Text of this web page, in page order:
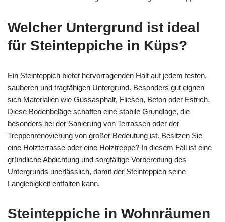
Welcher Untergrund ist ideal
für Steinteppiche in Küps?
Ein Steinteppich bietet hervorragenden Halt auf jedem festen,
sauberen und tragfähigen Untergrund. Besonders gut eignen
sich Materialien wie Gussasphalt, Fliesen, Beton oder Estrich.
Diese Bodenbeläge schaffen eine stabile Grundlage, die
besonders bei der Sanierung von Terrassen oder der
Treppenrenovierung von großer Bedeutung ist. Besitzen Sie
eine Holzterrasse oder eine Holztreppe? In diesem Fall ist eine
gründliche Abdichtung und sorgfältige Vorbereitung des
Untergrunds unerlässlich, damit der Steinteppich seine
Langlebigkeit entfalten kann.
Steinteppiche in Wohnräumen